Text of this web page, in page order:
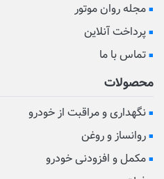
مجله روان موتور
پرداخت آنلاین
تماس با ما
محصولات
نگهداری و مراقبت از خودرو
روانساز و روغن
مکمل و افزودنی خودرو